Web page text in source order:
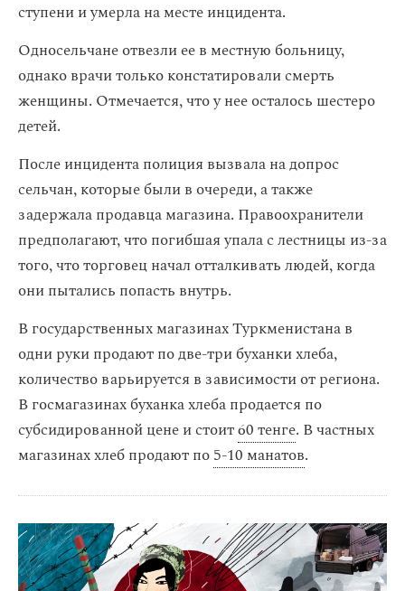
ступени и умерла на месте инцидента.
Односельчане отвезли ее в местную больницу,
однако врачи только констатировали смерть
женщины. Отмечается, что у нее осталось шестеро
детей.
После инцидента полиция вызвала на допрос
сельчан, которые были в очереди, а также
задержала продавца магазина. Правоохранители
предполагают, что погибшая упала с лестницы из-за
того, что торговец начал отталкивать людей, когда
они пытались попасть внутрь.
В государственных магазинах Туркменистана в
одни руки продают по две-три буханки хлеба,
количество варьируется в зависимости от региона.
В госмагазинах буханка хлеба продается по
субсидированной цене и стоит60 тенге. В частных
магазинах хлеб продают по5-10 манатов.